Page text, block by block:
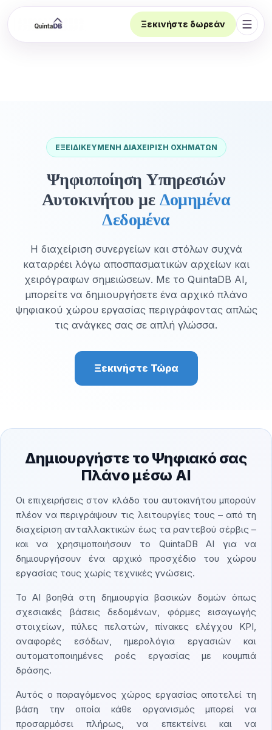
Ξεκινήστε δωρεάν
ΕΞΕΙΔΙΚΕΥΜΈΝΗ ΔΙΑΧΕΊΡΙΣΗ ΟΧΗΜΆΤΩΝ
Ψηφιοποίηση Υπηρεσιών
Αυτοκινήτου με Δομημένα
Δεδομένα
Η διαχείριση συνεργείων και στόλων συχνά
καταρρέει λόγω αποσπασματικών αρχείων και
χειρόγραφων σημειώσεων. Με το QuintaDB AI,
μπορείτε να δημιουργήσετε ένα αρχικό πλάνο
ψηφιακού χώρου εργασίας περιγράφοντας απλώς
τις ανάγκες σας σε απλή γλώσσα.
Ξεκινήστε Τώρα
Δημιουργήστε το Ψηφιακό σας
Πλάνο μέσω AI
Οι επιχειρήσεις στον κλάδο του αυτοκινήτου μπορούν
πλέον να περιγράψουν τις λειτουργίες τους – από τη
διαχείριση ανταλλακτικών έως τα ραντεβού σέρβις –
και να χρησιμοποιήσουν το QuintaDB AI για να
δημιουργήσουν ένα αρχικό προσχέδιο του χώρου
εργασίας τους χωρίς τεχνικές γνώσεις.
Το AI βοηθά στη δημιουργία βασικών δομών όπως
σχεσιακές βάσεις δεδομένων, φόρμες εισαγωγής
στοιχείων, πύλες πελατών, πίνακες ελέγχου KPI,
αναφορές εσόδων, ημερολόγια εργασιών και
αυτοματοποιημένες ροές εργασίας με κουμπιά
δράσης.
Αυτός ο παραγόμενος χώρος εργασίας αποτελεί τη
βάση την οποία κάθε οργανισμός μπορεί να
προσαρμόσει πλήρως, να επεκτείνει και να